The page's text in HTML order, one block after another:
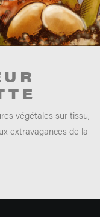
végétales sur tissu,
extravagances de la